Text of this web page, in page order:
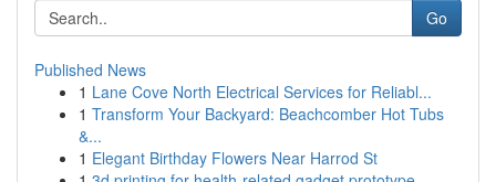
Go
Published News
1 Lane Cove North Electrical Services for Reliabl...
1 Transform Your Backyard: Beachcomber Hot Tubs
&...
1 Elegant Birthday Flowers Near Harrod St